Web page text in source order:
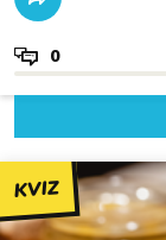
0
KVIZ